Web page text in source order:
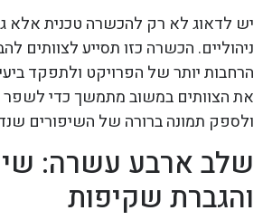
יש לדאוג לא רק להכשרה טכנית אלא
ניהוליים. הכשרה כזו תסייע לצוותים
הרחבות יותר של הפרויקט ולתפקד
את הצוותים במשוב מתמשך כדי לשפר
ולספק תמונה ברורה של השיפורים
שלב ארבע עשרה:
והגברת שקיפות